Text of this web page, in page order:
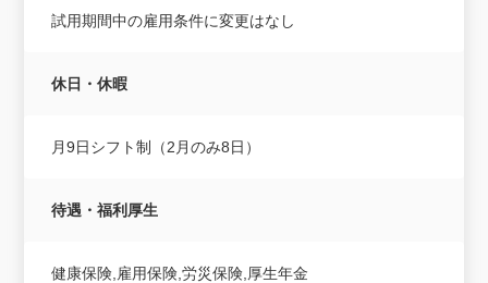
試用期間中の雇用条件に変更はなし
休日・休暇
月9日シフト制（2月のみ8日）
待遇・福利厚生
健康保険,雇用保険,労災保険,厚生年金